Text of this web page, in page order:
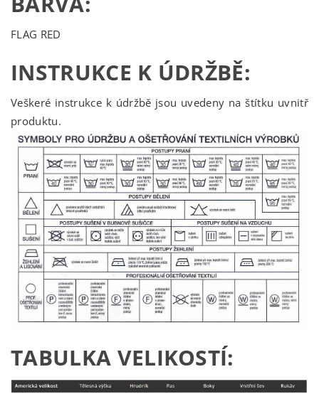
FLAG RED
INSTRUKCE K ÚDRŽBĚ:
Veškeré instrukce k údržbě jsou uvedeny na štítku uvnitř
produktu.
TABULKA VELIKOSTÍ: